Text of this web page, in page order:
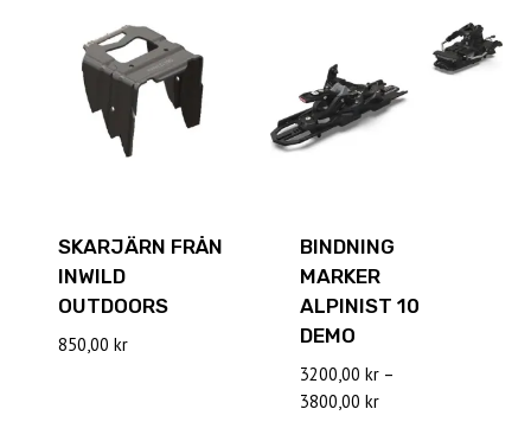
SKARJÄRN FRÅN
INWILD
OUTDOORS
850,00 kr
BINDNING
MARKER
ALPINIST 10
DEMO
3200,00 kr –
3800,00 krPrisintervall: